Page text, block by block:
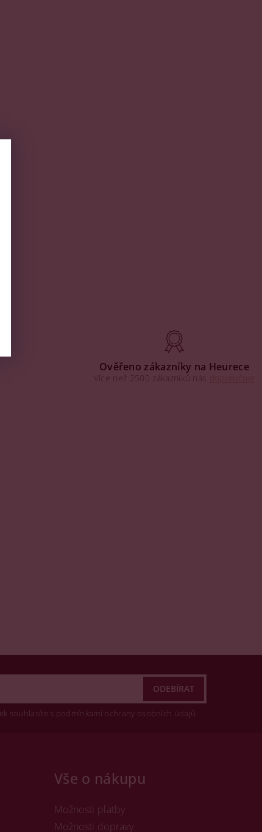
Ověřeno zákazníky na Heurece
Více než 2500 zákazníků nás
souhlasíte s podmínkami ochrany osobních údajů
Vše o nákupu
Možnosti platby
Možnosti dopravy